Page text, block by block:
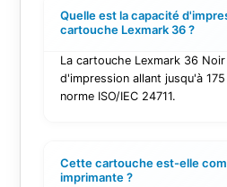
Quelle est la capacité
cartouche Lexmark 36 ?
La cartouche Lexmark 36
d'impression allant jusqu'à
norme ISO/IEC 24711.
Cette cartouche est-elle
imprimante ?